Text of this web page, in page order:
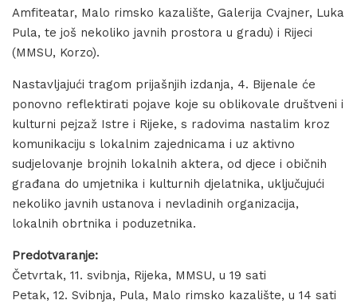
Amfiteatar, Malo rimsko kazalište, Galerija Cvajner, Luka
Pula, te još nekoliko javnih prostora u gradu) i Rijeci
(MMSU, Korzo).
Nastavljajući tragom prijašnjih izdanja, 4. Bijenale će
ponovno reflektirati pojave koje su oblikovale društveni i
kulturni pejzaž Istre i Rijeke, s radovima nastalim kroz
komunikaciju s lokalnim zajednicama i uz aktivno
sudjelovanje brojnih lokalnih aktera, od djece i običnih
građana do umjetnika i kulturnih djelatnika, uključujući
nekoliko javnih ustanova i nevladinih organizacija,
lokalnih obrtnika i poduzetnika.
Predotvaranje:
Četvrtak, 11. svibnja, Rijeka, MMSU, u 19 sati
Petak, 12. Svibnja, Pula, Malo rimsko kazalište, u 14 sati